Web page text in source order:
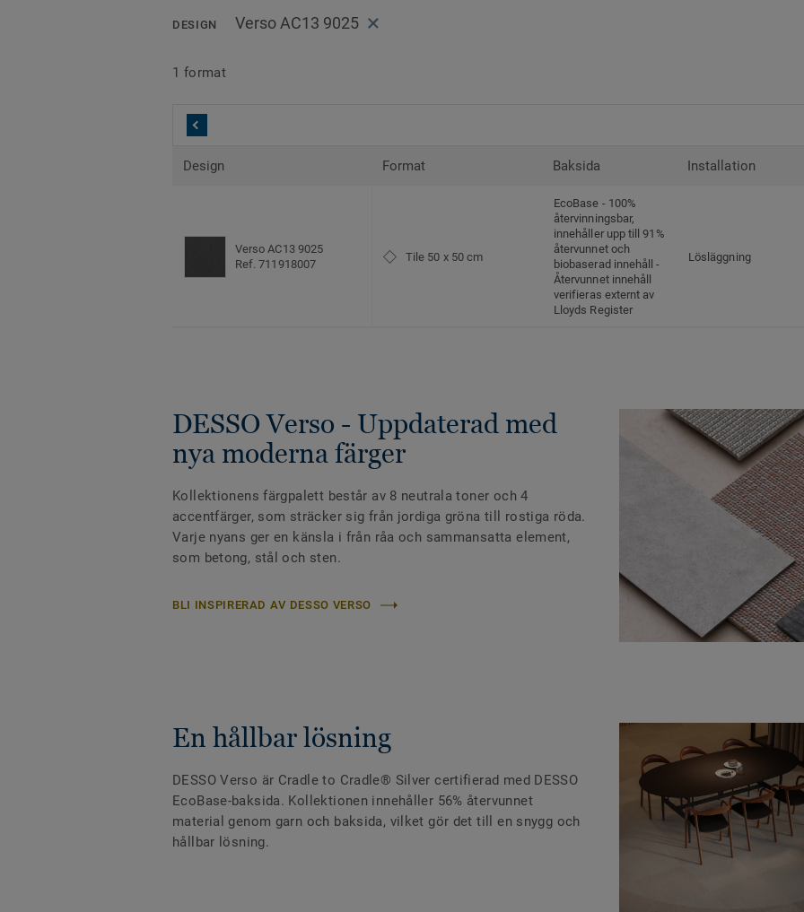
DESIGN Verso AC13 9025
1 format
Design Format Baksida Installation
Verso AC13 9025
Ref. 711918007
Tile 50 x 50 cm
EcoBase - 100%
återvinningsbar,
innehåller upp till 91%
återvunnet och
biobaserad innehåll -
Återvunnet innehåll
verifieras externt av
Lloyds Register
Lösläggning
DESSO Verso - Uppdaterad med
nya moderna färger
Kollektionens färgpalett består av 8 neutrala toner och 4
accentfärger, som sträcker sig från jordiga gröna till rostiga röda.
Varje nyans ger en känsla i från råa och sammansatta element,
som betong, stål och sten.
BLI INSPIRERAD AV DESSO VERSO
En hållbar lösning
DESSO Verso är Cradle to Cradle® Silver certifierad med DESSO
EcoBase-baksida. Kollektionen innehåller 56% återvunnet
material genom garn och baksida, vilket gör det till en snygg och
hållbar lösning.